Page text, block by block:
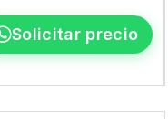
Solicitar precio